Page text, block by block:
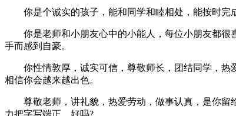
你是个诚实的孩子，能和同学和睦相处，能按时完
你是老师和小朋友心中的小能人，每位小朋友都很
手而感到自豪。
你性情敦厚，诚实可信，尊敬师长，团结同学，热爱
相信你会越来越出色。
尊敬老师，讲礼貌，热爱劳动，做事认真，是你留
力把字写端正，好吗?